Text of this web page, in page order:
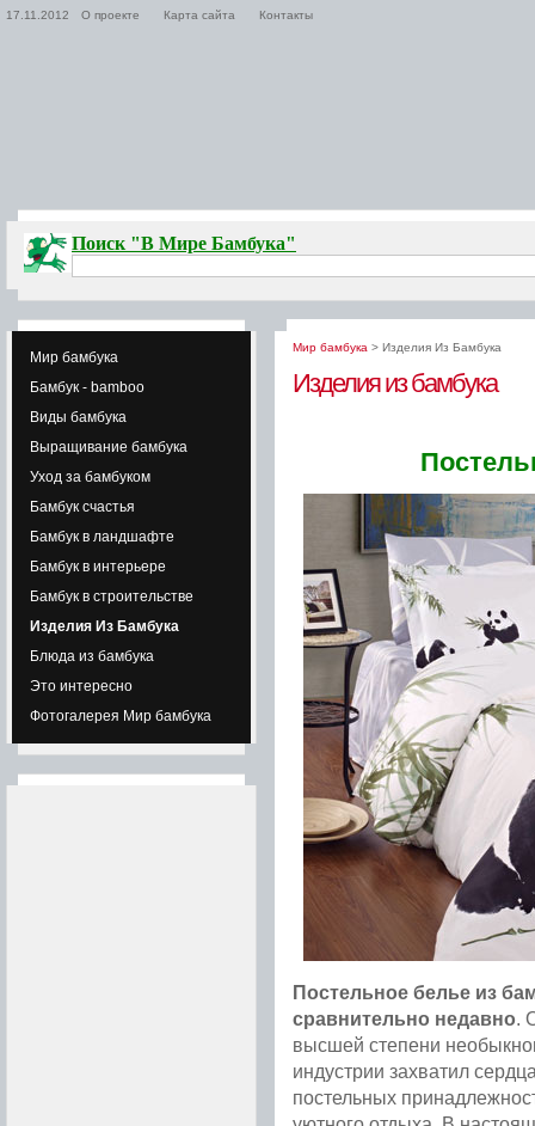
17.11.2012 О проекте Карта сайта Контакты
Поиск "В Мире Бамбука"
Мир бамбука
Бамбук - bamboo
Виды бамбука
Выращивание бамбука
Уход за бамбуком
Бамбук счастья
Бамбук в ландшафте
Бамбук в интерьере
Бамбук в строительстве
Изделия Из Бамбука
Блюда из бамбука
Это интересно
Фотогалерея Мир бамбука
Мир бамбука > Изделия Из Бамбука
Изделия из бамбука
Постельное белье из
сравнительно недавно.
высшей степени
индустрии захватил
постельных